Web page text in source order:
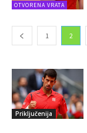
OTVORENA VRATA
1 2
Priključenija